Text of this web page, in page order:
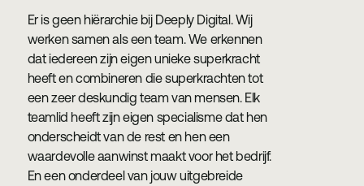
Er is geen hiërarchie bij Deeply Digital. Wij
werken samen als een team. We erkennen
dat iedereen zijn eigen unieke superkracht
heeft en combineren die superkrachten tot
een ​​zeer deskundig team van mensen. Elk
teamlid heeft zijn eigen specialisme dat hen
onderscheidt van de rest en hen een
waardevolle aanwinst maakt voor het bedrijf.
En een onderdeel van jouw uitgebreide